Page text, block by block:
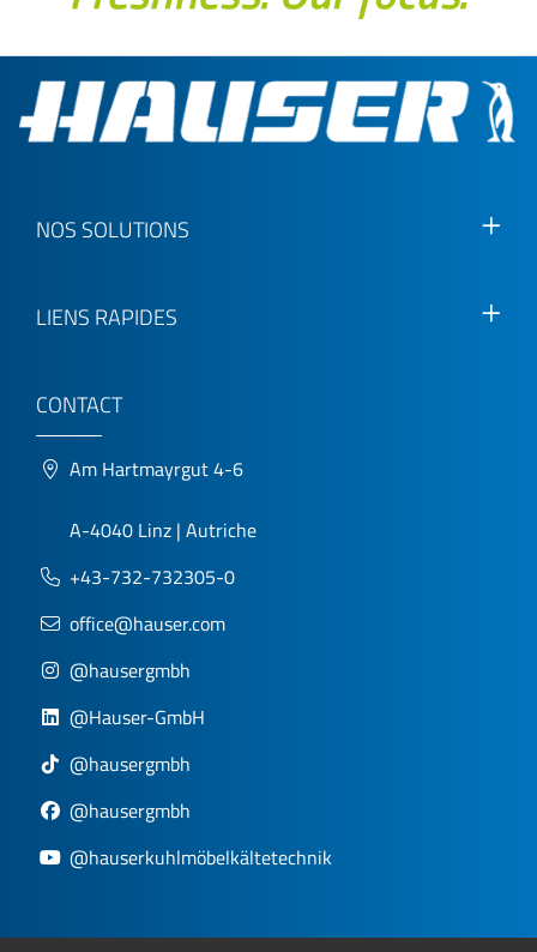
NOS SOLUTIONS
LIENS RAPIDES
CONTACT
Am Hartmayrgut 4-6
A-4040 Linz | Autriche
+43-732-732305-0
office@hauser.com
@hausergmbh
@Hauser-GmbH
@hausergmbh
@hausergmbh
@hauserkuhlmöbelkältetechnik